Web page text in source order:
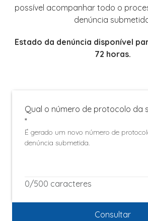
possível acompanhar todo o
denúncia
Estado da denúncia disponível
72 horas.
Qual o número de protocolo da
*
É gerado um novo número de
denúncia submetida.
0/500 caracteres
Consultar